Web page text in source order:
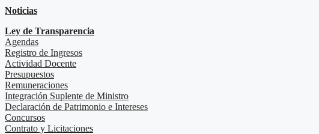
Noticias
Ley de Transparencia
Agendas
Registro de Ingresos
Actividad Docente
Presupuestos
Remuneraciones
Integración Suplente de Ministro
Declaración de Patrimonio e Intereses
Concursos
Contrato y Licitaciones